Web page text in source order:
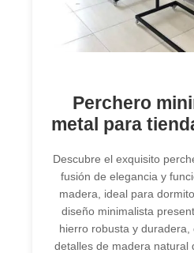
Perchero
metal para
Descubre el exquisito
fusión de elegancia y
madera, ideal para
diseño minimalista
hierro robusta y duradera,
detalles de madera natural